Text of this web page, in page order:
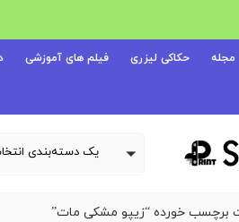
مجله حکاکی لیزری فیلم های آموزشی
برچسب خورده “زیپو مشکی مات”